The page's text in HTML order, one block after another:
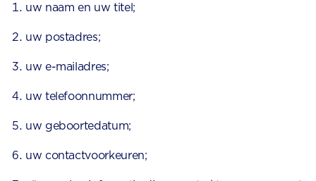
uw naam en uw titel;
uw postadres;
uw e-mailadres;
uw telefoonnummer;
uw geboortedatum;
uw contactvoorkeuren;